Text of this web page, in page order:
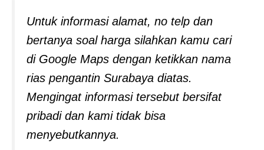
Untuk informasi alamat, no telp dan
bertanya soal harga silahkan kamu cari
di Google Maps dengan ketikkan nama
rias pengantin Surabaya diatas.
Mengingat informasi tersebut bersifat
pribadi dan kami tidak bisa
menyebutkannya.